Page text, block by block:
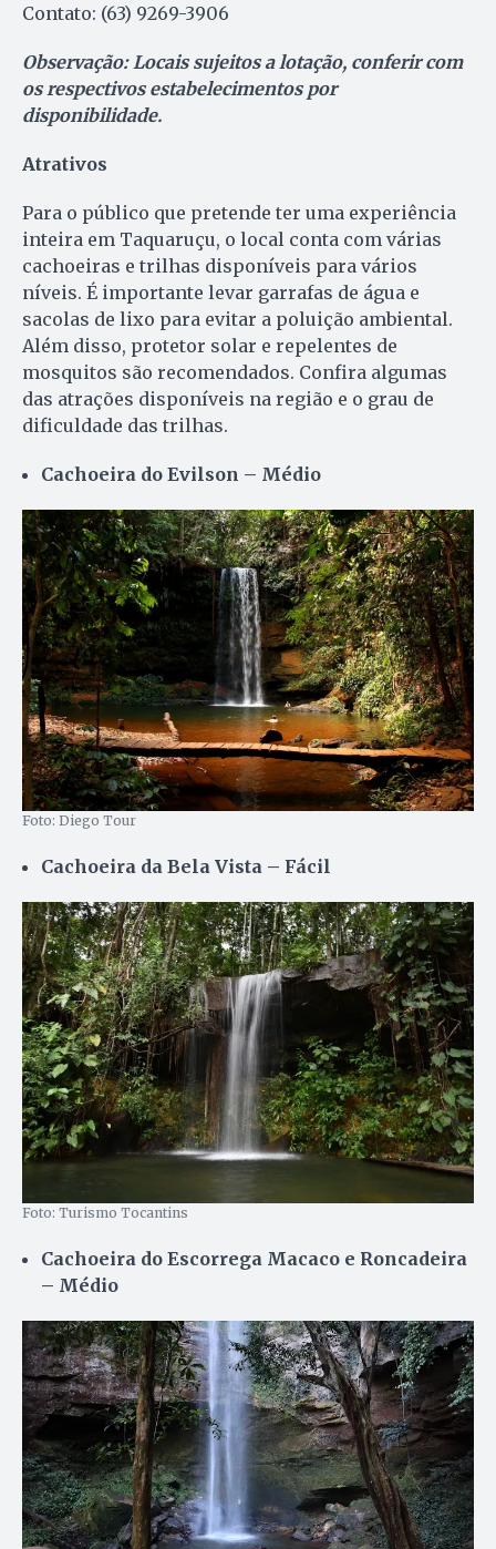
Contato: (63) 9269-3906
Observação: Locais sujeitos a lotação, conferir com
os respectivos estabelecimentos por
disponibilidade.
Atrativos
Para o público que pretende ter uma experiência
inteira em Taquaruçu, o local conta com várias
cachoeiras e trilhas disponíveis para vários
níveis. É importante levar garrafas de água e
sacolas de lixo para evitar a poluição ambiental.
Além disso, protetor solar e repelentes de
mosquitos são recomendados. Confira algumas
das atrações disponíveis na região e o grau de
dificuldade das trilhas.
Cachoeira do Evilson – Médio
Foto: Diego Tour
Cachoeira da Bela Vista – Fácil
Foto: Turismo Tocantins
Cachoeira do Escorrega Macaco e Roncadeira
– Médio